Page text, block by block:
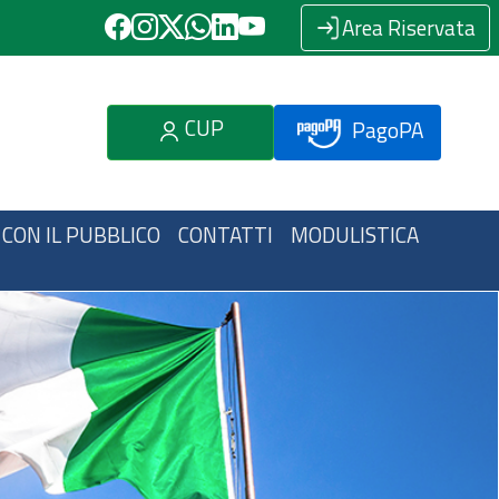
Area Riservata
CUP PagoPA
IL PUBBLICO CONTATTI MODULISTICA